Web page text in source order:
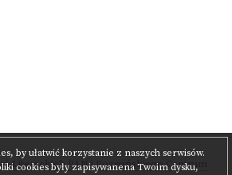
by ułatwić korzystanie z naszych serwisów.
cookies były zapisywanena Twoim dysku,
Literackich PANiPoznańskiego Centrum